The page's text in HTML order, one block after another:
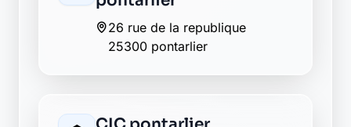
Crédit Mutuel pontarlier
2 place saint benigne
25300 pontarlier